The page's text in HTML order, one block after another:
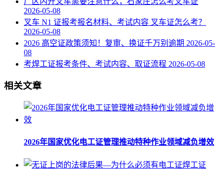
2026-05-08
叉车 N1 证报考报名材料、考试内容 叉车证怎么考？
2026-05-08
2026 高空证政策须知！复审、换证千万别逾期 2026-05-
08
考焊工证报考条件、考试内容、取证流程 2026-05-08
相关文章
2026年国家优化电工证管理推动特种作业领域减负增效